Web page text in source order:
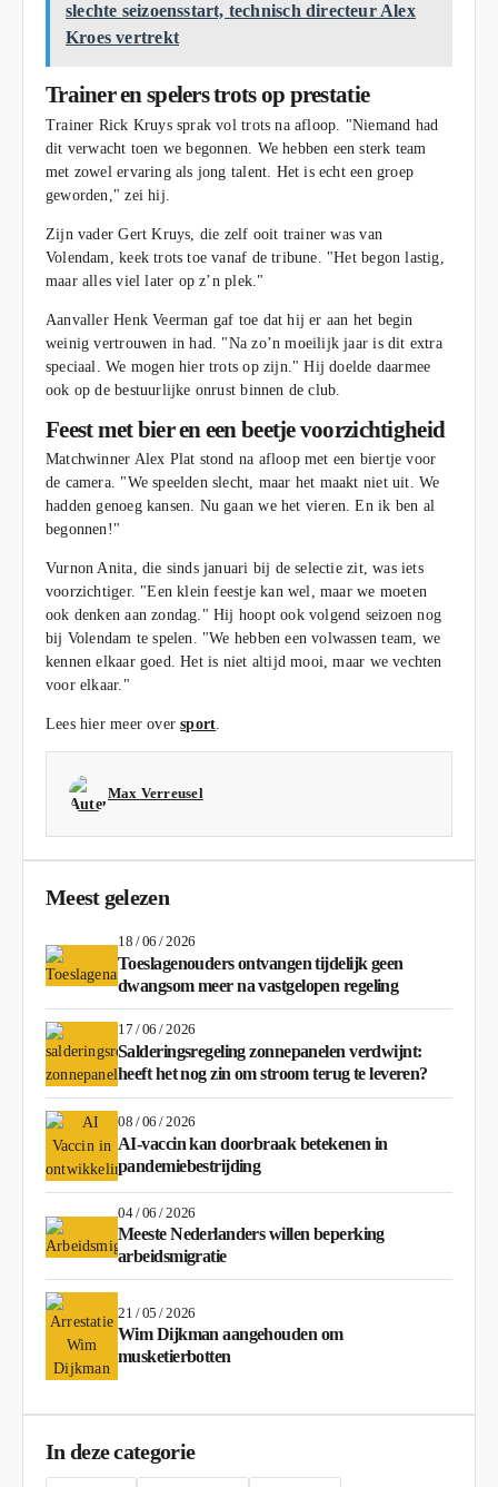
slechte seizoensstart, technisch directeur Alex
Kroes vertrekt
Trainer en spelers trots op prestatie
Trainer Rick Kruys sprak vol trots na afloop. "Niemand had
dit verwacht toen we begonnen. We hebben een sterk team
met zowel ervaring als jong talent. Het is echt een groep
geworden," zei hij.
Zijn vader Gert Kruys, die zelf ooit trainer was van
Volendam, keek trots toe vanaf de tribune. "Het begon lastig,
maar alles viel later op z’n plek."
Aanvaller Henk Veerman gaf toe dat hij er aan het begin
weinig vertrouwen in had. "Na zo’n moeilijk jaar is dit extra
speciaal. We mogen hier trots op zijn." Hij doelde daarmee
ook op de bestuurlijke onrust binnen de club.
Feest met bier en een beetje voorzichtigheid
Matchwinner Alex Plat stond na afloop met een biertje voor
de camera. "We speelden slecht, maar het maakt niet uit. We
hadden genoeg kansen. Nu gaan we het vieren. En ik ben al
begonnen!"
Vurnon Anita, die sinds januari bij de selectie zit, was iets
voorzichtiger. "Een klein feestje kan wel, maar we moeten
ook denken aan zondag." Hij hoopt ook volgend seizoen nog
bij Volendam te spelen. "We hebben een volwassen team, we
kennen elkaar goed. Het is niet altijd mooi, maar we vechten
voor elkaar."
Lees hier meer oversport
Max Verreusel
Meest gelezen
18 / 06 / 2026
Toeslagenouders ontvangen tijdelijk geen
dwangsom meer na vastgelopen regeling
17 / 06 / 2026
Salderingsregeling zonnepanelen verdwijnt:
heeft het nog zin om stroom terug te leveren?
08 / 06 / 2026
AI-vaccin kan doorbraak betekenen in
pandemiebestrijding
04 / 06 / 2026
Meeste Nederlanders willen beperking
arbeidsmigratie
21 / 05 / 2026
Wim Dijkman aangehouden om
musketierbotten
In deze categorie